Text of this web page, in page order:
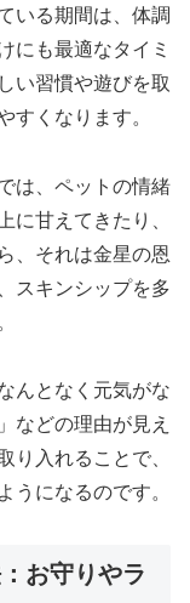
いる期間は、体調
にも最適なタイミ
い習慣や遊びを取
すくなります。
は、ペットの情緒
に甘えてきたり、
、それは金星の恩
スキンシップを多
んとなく元気がな
などの理由が見え
り入れることで、
うになるのです。
お守りやラ